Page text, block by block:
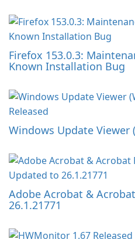
Firefox 153.0.3:
Known Installation Bug
Windows Update Viewer
Adobe Acrobat &
26.1.21771